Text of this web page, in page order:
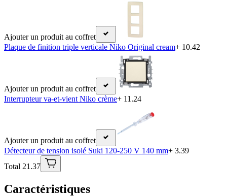
Ajouter un produit au coffret
Plaque de finition triple verticale Niko Original cream+ 10.42
Ajouter un produit au coffret
Interrupteur va-et-vient Niko crème+ 11.24
Ajouter un produit au coffret
Détecteur de tension isolé Suki 120-250 V 140 mm+ 3.39
Total 21.37
Caractéristiques